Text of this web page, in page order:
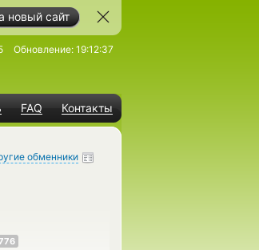
новый сайт
FAQ Контакты
Обновление: 19:12:37
обменники